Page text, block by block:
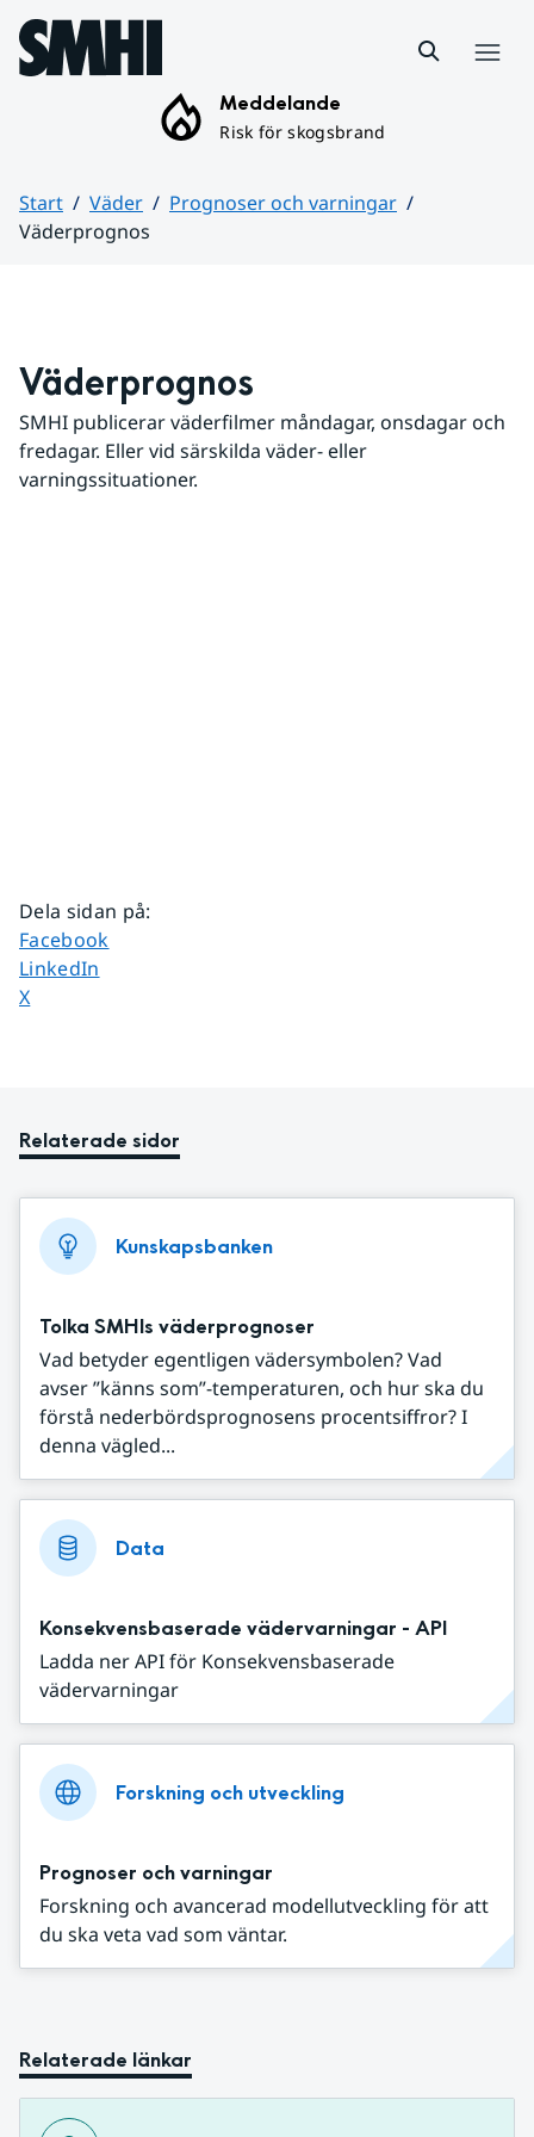
Hoppa till sidans innehåll
Meddelande
Risk för skogsbrand
Start Väder
Prognoser och varningar
Väderprognos
Väderprognos
SMHI publicerar väderfilmer måndagar, onsdagar och
fredagar. Eller vid särskilda väder- eller
varningssituationer.
Dela sidan på:
Dela sidan på
Facebook
Dela sidan på
LinkedIn
Dela sidan på
X
Relaterade sidor
Kunskapsbanken
Tolka SMHIs väderprognoser
Vad betyder egentligen vädersymbolen? Vad
avser ”känns som”-temperaturen, och hur ska du
förstå nederbördsprognosens procentsiffror? I
denna vägled...
Data
Konsekvensbaserade vädervarningar - API
Ladda ner API för Konsekvensbaserade
vädervarningar
Forskning och utveckling
Prognoser och varningar
Forskning och avancerad modellutveckling för att
du ska veta vad som väntar.
Relaterade länkar